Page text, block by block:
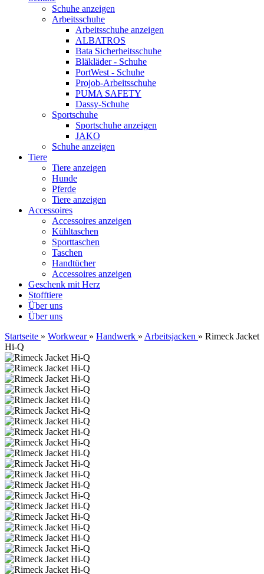
Schuhe anzeigen
Arbeitsschuhe
Arbeitsschuhe anzeigen
ALBATROS
Bata Sicherheitsschuhe
Bläkläder - Schuhe
PortWest - Schuhe
Projob-Arbeitsschuhe
PUMA SAFETY
Dassy-Schuhe
Sportschuhe
Sportschuhe anzeigen
JAKO
Schuhe anzeigen
Tiere
Tiere anzeigen
Hunde
Pferde
Tiere anzeigen
Accessoires
Accessoires anzeigen
Kühltaschen
Sporttaschen
Taschen
Handtücher
Accessoires anzeigen
Geschenk mit Herz
Stofftiere
Über uns
Über uns
Startseite » Workwear » Handwerk » Arbeitsjacken » Rimeck Jacket
Hi-Q